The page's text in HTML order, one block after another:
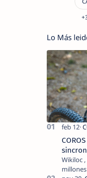
Lo Más
Wikiloc